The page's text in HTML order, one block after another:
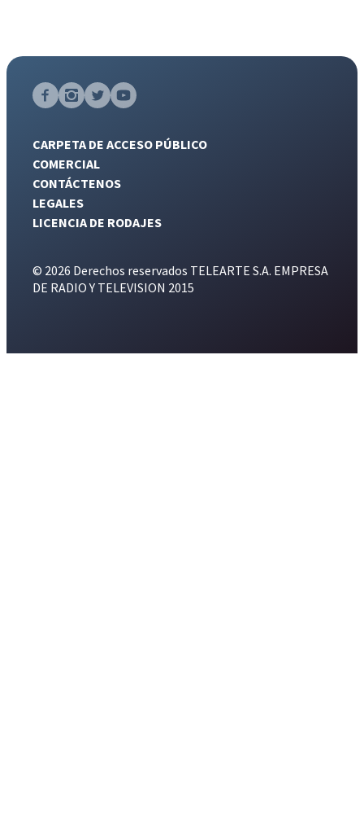
CARPETA DE ACCESO PÚBLICO
COMERCIAL
CONTÁCTENOS
LEGALES
LICENCIA DE RODAJES
© 2026 Derechos reservados TELEARTE S.A. EMPRESA
DE RADIO Y TELEVISION 2015